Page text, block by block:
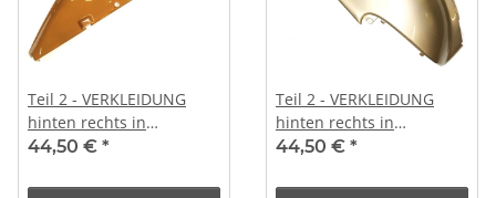
Teil 2 - VERKLEIDUNG
hinten rechts in
cappuccino
44,50 € *
Teil 2 - VERKLEIDUNG
hinten rechts in
champanger
44,50 € *